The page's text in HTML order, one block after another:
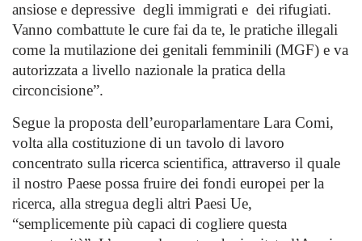
ansiose e depressive degli immigrati e dei rifugiati.
Vanno combattute le cure fai da te, le pratiche illegali
come la mutilazione dei genitali femminili (MGF) e va
autorizzata a livello nazionale la pratica della
circoncisione”.
Segue la proposta dell’europarlamentare Lara Comi,
volta alla costituzione di un tavolo di lavoro
concentrato sulla ricerca scientifica, attraverso il quale
il nostro Paese possa fruire dei fondi europei per la
ricerca, alla stregua degli altri Paesi Ue,
“semplicemente più capaci di cogliere questa